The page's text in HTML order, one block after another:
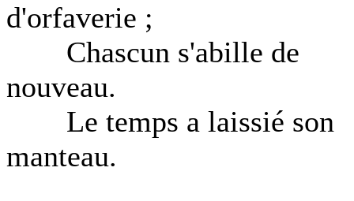
d'orfaverie ;
Chascun s'abille de
nouveau.
Le temps a laissié son
manteau.